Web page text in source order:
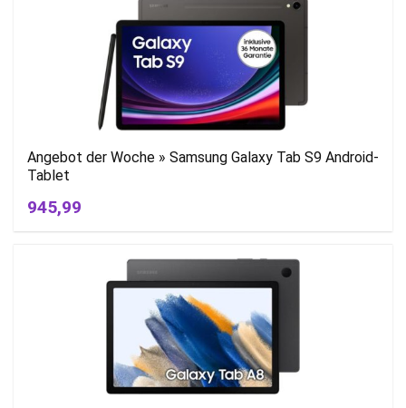
Angebot der Woche » Samsung Galaxy Tab S9 Android-
Tablet
945,99